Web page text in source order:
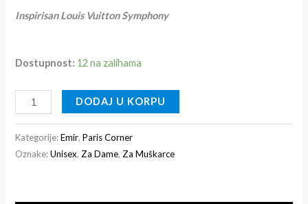
Inspirisan Louis VuittonSymphony
Dostupnost: 12 na zalihama
DODAJ U KORPU
Kategorije:Emir,Paris Corner
Oznake:Unisex, Za Dame, Za Muškarce